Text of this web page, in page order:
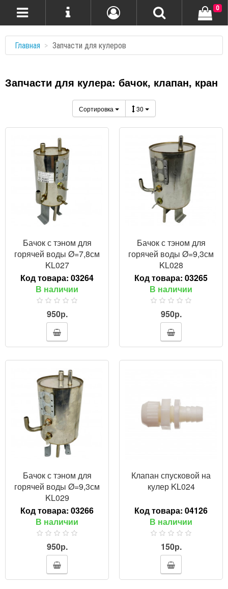
0
Главная Запчасти для кулеров
Запчасти для кулера: бачок, клапан, кран
Сортировка 30
ПРОСМОТР
Бачок с тэном для
горячей воды Ø=7,8см
KL027
Код товара: 03264
В наличии
950р.
Бачок с тэном для
горячей воды Ø=9,3см
KL028
Код товара: 03265
В наличии
950р.
Бачок с тэном для
горячей воды Ø=9,3см
KL029
Код товара: 03266
В наличии
950р.
Клапан спусковой на
кулер KL024
Код товара: 04126
В наличии
150р.